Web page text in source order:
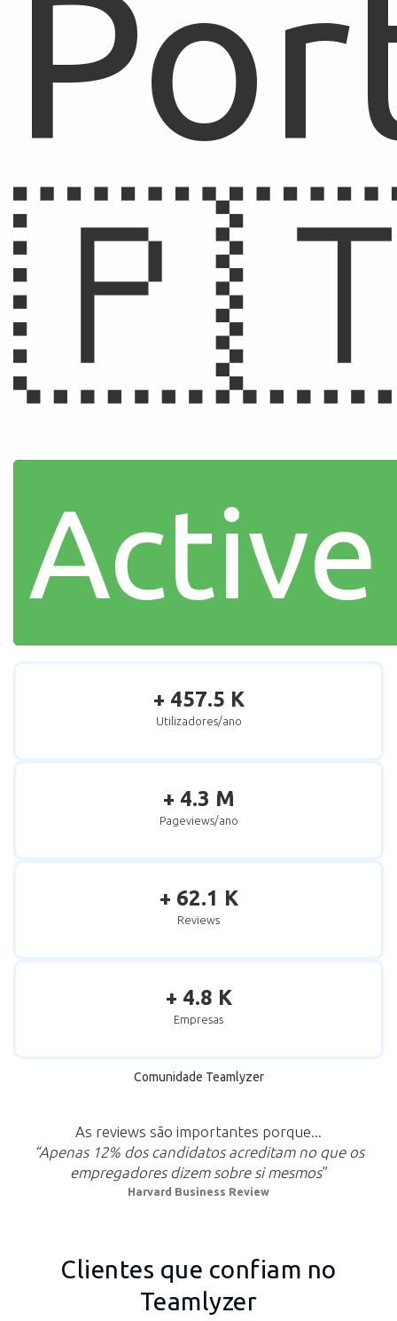
+ 457.5 K
Utilizadores/ano
+ 4.3 M
Pageviews/ano
+ 62.1 K
Reviews
+ 4.8 K
Empresas
Comunidade Teamlyzer
As reviews são importantes porque...
“Apenas 12% dos candidatos acreditam no que os
empregadores dizem sobre si mesmos”
Harvard Business Review
Clientes que confiam no
Teamlyzer